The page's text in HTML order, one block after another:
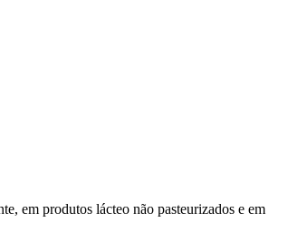
em produtos lácteo não pasteurizados e em